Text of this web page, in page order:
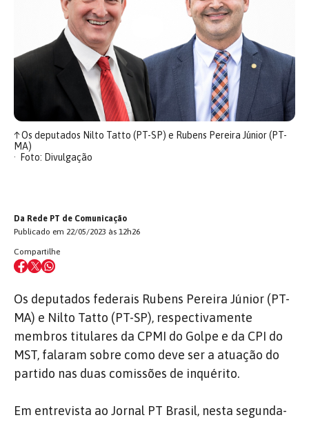
↑Os deputados Nilto Tatto (PT-SP) e Rubens Pereira Júnior (PT-
MA)
Foto: Divulgação
Da Rede PT de Comunicação
Publicado em 22/05/2023 às 12h26
Compartilhe
Os deputados federais Rubens Pereira Júnior (PT-
MA) e Nilto Tatto (PT-SP), respectivamente
membros titulares da CPMI do Golpe e da CPI do
MST, falaram sobre como deve ser a atuação do
partido nas duas comissões de inquérito.
Em entrevista ao Jornal PT Brasil, nesta segunda-